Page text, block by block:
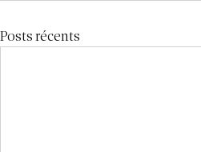
Posts récents